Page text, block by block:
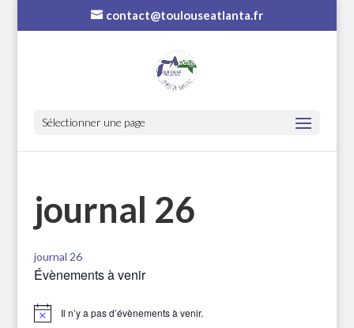
contact@toulouseatlanta.fr
Sélectionner une page
journal 26
journal 26
Évènements à venir
Notice Il n’y a pas d’évènements à venir.